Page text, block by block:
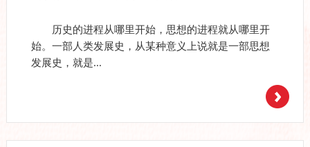
历史的进程从哪里开始，思想的进程就从哪里开
始。一部人类发展史，从某种意义上说就是一部思想
发展史，就是...